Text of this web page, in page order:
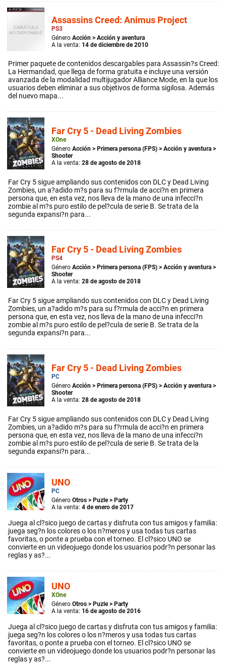
Assassins Creed: Animus Project
PS3
Género Acción > Acción y aventura
A la venta: 14 de diciembre de 2010
Primer paquete de contenidos descargables para Assassin?s Creed:
La Hermandad, que llega de forma gratuita e incluye una versión
avanzada de la modalidad multijugador Alliance Mode, en la que los
usuarios deben eliminar a sus objetivos de forma sigilosa. Además
del nuevo mapa...
Far Cry 5 - Dead Living Zombies
XOne
Género Acción > Primera persona (FPS) > Acción y aventura >
Shooter
A la venta: 28 de agosto de 2018
Far Cry 5 sigue ampliando sus contenidos con DLC y Dead Living
Zombies, un a?adido m?s para su f?rmula de acci?n en primera
persona que, en esta vez, nos lleva de la mano de una infecci?n
zombie al m?s puro estilo de pel?cula de serie B. Se trata de la
segunda expansi?n para...
Far Cry 5 - Dead Living Zombies
PS4
Género Acción > Primera persona (FPS) > Acción y aventura >
Shooter
A la venta: 28 de agosto de 2018
Far Cry 5 sigue ampliando sus contenidos con DLC y Dead Living
Zombies, un a?adido m?s para su f?rmula de acci?n en primera
persona que, en esta vez, nos lleva de la mano de una infecci?n
zombie al m?s puro estilo de pel?cula de serie B. Se trata de la
segunda expansi?n para...
Far Cry 5 - Dead Living Zombies
PC
Género Acción > Primera persona (FPS) > Acción y aventura >
Shooter
A la venta: 28 de agosto de 2018
Far Cry 5 sigue ampliando sus contenidos con DLC y Dead Living
Zombies, un a?adido m?s para su f?rmula de acci?n en primera
persona que, en esta vez, nos lleva de la mano de una infecci?n
zombie al m?s puro estilo de pel?cula de serie B. Se trata de la
segunda expansi?n para...
UNO
PC
Género Otros > Puzle> Party
A la venta: 4 de enero de 2017
Juega al cl?sico juego de cartas y disfruta con tus amigos y familia:
juega seg?n los colores o los n?meros y usa todas tus cartas
favoritas, o ponte a prueba con el torneo. El cl?sico UNO se
convierte en un videojuego donde los usuarios podr?n personar las
reglas y as?...
UNO
XOne
Género Otros > Puzle> Party
A la venta: 16 de agosto de 2016
Juega al cl?sico juego de cartas y disfruta con tus amigos y familia:
juega seg?n los colores o los n?meros y usa todas tus cartas
favoritas, o ponte a prueba con el torneo. El cl?sico UNO se
convierte en un videojuego donde los usuarios podr?n personar las
reglas y as?...